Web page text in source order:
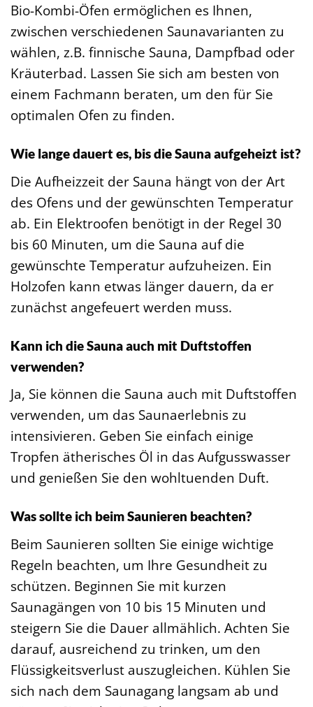
Bio-Kombi-Öfen ermöglichen es Ihnen,
zwischen verschiedenen Saunavarianten zu
wählen, z.B. finnische Sauna, Dampfbad oder
Kräuterbad. Lassen Sie sich am besten von
einem Fachmann beraten, um den für Sie
optimalen Ofen zu finden.
Wie lange dauert es, bis die Sauna aufgeheizt ist?
Die Aufheizzeit der Sauna hängt von der Art
des Ofens und der gewünschten Temperatur
ab. Ein Elektroofen benötigt in der Regel 30
bis 60 Minuten, um die Sauna auf die
gewünschte Temperatur aufzuheizen. Ein
Holzofen kann etwas länger dauern, da er
zunächst angefeuert werden muss.
Kann ich die Sauna auch mit Duftstoffen
verwenden?
Ja, Sie können die Sauna auch mit Duftstoffen
verwenden, um das Saunaerlebnis zu
intensivieren. Geben Sie einfach einige
Tropfen ätherisches Öl in das Aufgusswasser
und genießen Sie den wohltuenden Duft.
Was sollte ich beim Saunieren beachten?
Beim Saunieren sollten Sie einige wichtige
Regeln beachten, um Ihre Gesundheit zu
schützen. Beginnen Sie mit kurzen
Saunagängen von 10 bis 15 Minuten und
steigern Sie die Dauer allmählich. Achten Sie
darauf, ausreichend zu trinken, um den
Flüssigkeitsverlust auszugleichen. Kühlen Sie
sich nach dem Saunagang langsam ab und